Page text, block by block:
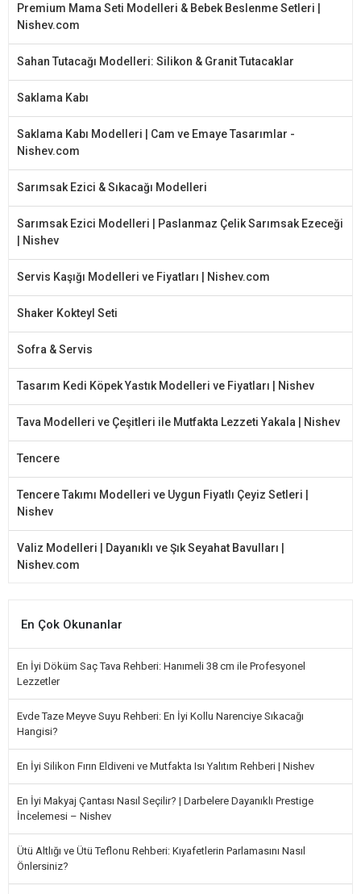
Premium Mama Seti Modelleri & Bebek Beslenme Setleri |
Nishev.com
Sahan Tutacağı Modelleri: Silikon & Granit Tutacaklar
Saklama Kabı
Saklama Kabı Modelleri | Cam ve Emaye Tasarımlar -
Nishev.com
Sarımsak Ezici & Sıkacağı Modelleri
Sarımsak Ezici Modelleri | Paslanmaz Çelik Sarımsak Ezeceği
| Nishev
Servis Kaşığı Modelleri ve Fiyatları | Nishev.com
Shaker Kokteyl Seti
Sofra & Servis
Tasarım Kedi Köpek Yastık Modelleri ve Fiyatları | Nishev
Tava Modelleri ve Çeşitleri ile Mutfakta Lezzeti Yakala | Nishev
Tencere
Tencere Takımı Modelleri ve Uygun Fiyatlı Çeyiz Setleri |
Nishev
Valiz Modelleri | Dayanıklı ve Şık Seyahat Bavulları |
Nishev.com
En Çok Okunanlar
En İyi Döküm Saç Tava Rehberi: Hanımeli 38 cm ile Profesyonel
Lezzetler
Evde Taze Meyve Suyu Rehberi: En İyi Kollu Narenciye Sıkacağı
Hangisi?
En İyi Silikon Fırın Eldiveni ve Mutfakta Isı Yalıtım Rehberi | Nishev
En İyi Makyaj Çantası Nasıl Seçilir? | Darbelere Dayanıklı Prestige
İncelemesi – Nishev
Ütü Altlığı ve Ütü Teflonu Rehberi: Kıyafetlerin Parlamasını Nasıl
Önlersiniz?